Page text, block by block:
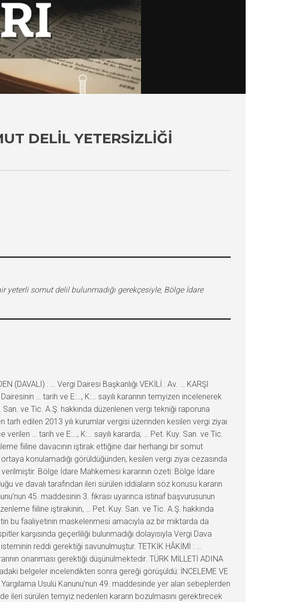
DELIL YETERSIZLIĞI
yeterli somut delil bulunmadığı gerekçesiyle, Bölge İdare
(DAVALI) : … Vergi Dairesi Başkanlığı VEKİLİ : Av. … KARŞI
… tarih ve E:…, K:… sayılı kararının temyizen incelenerek
ve Tic. A.Ş. hakkında düzenlenen vergi tekniği raporuna
edilen 2013 yılı kurumlar vergisi üzerinden kesilen vergi ziyaı
verilen … tarih ve E:…, K:… sayılı kararda; … Pet. Kuy. San. ve Tic.
fiiline davacının iştirak ettiğine dair herhangi bir somut
konulamadığı görüldüğünden, kesilen vergi ziyaı cezasında
verilmiştir. Bölge İdare Mahkemesi kararının özeti: Bölge İdare
ve davalı tarafından ileri sürülen iddiaların söz konusu kararın
45. maddesinin 3. fıkrası uyarınca istinaf başvurusunun
fiiline iştirakinin, … Pet. Kuy. San. ve Tic. A.Ş. hakkında
bu faaliyetinin maskelenmesi amacıyla az bir miktarda da
karşısında geçerliliği bulunmadığı dolayısıyla Vergi Dava
reddi gerektiği savunulmuştur. TETKİK HÂKİMİ : …
onanması gerektiği düşünülmektedir. TÜRK MİLLETİ ADINA
belgeler incelendikten sonra gereği görüşüldü: İNCELEME VE
Usulü Kanunu’nun 49. maddesinde yer alan sebeplerden
ileri sürülen temyiz nedenleri kararın bozulmasını gerektirecek